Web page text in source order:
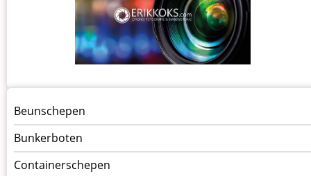
Menu
Schepen
Beunschepen
Bunkerboten
Containerschepen